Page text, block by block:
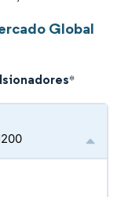
Global
*